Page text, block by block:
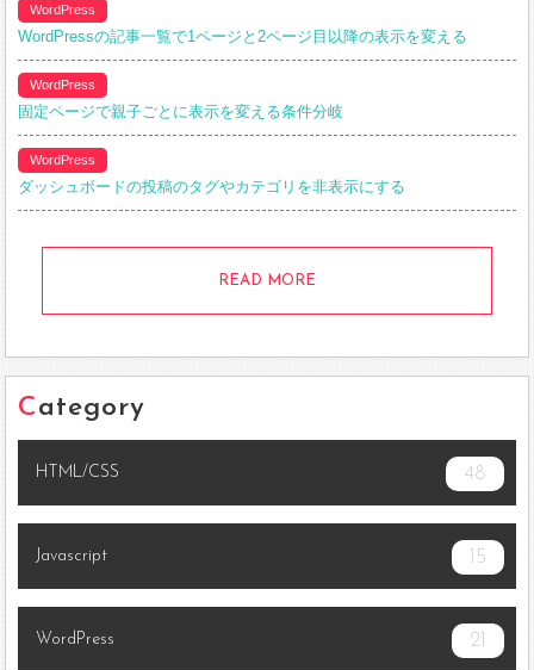
WordPress
WordPressの記事一覧で1ページと2ページ目以降の表示を変える
WordPress
固定ページで親子ごとに表示を変える条件分岐
WordPress
ダッシュボードの投稿のタグやカテゴリを非表示にする
READ MORE
Category
HTML/CSS 48
Javascript 15
WordPress 21